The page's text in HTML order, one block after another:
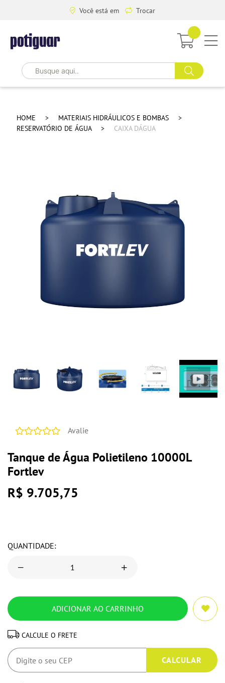
Você está em Trocar
HOME
MATERIAIS HIDRÁULICOS E BOMBAS
RESERVATÓRIO DE ÁGUA
CAIXA DÁGUA
Avalie
Tanque de Água Polietileno 10000L
Fortlev
R$ 9.705,75
QUANTIDADE:
CALCULE O FRETE